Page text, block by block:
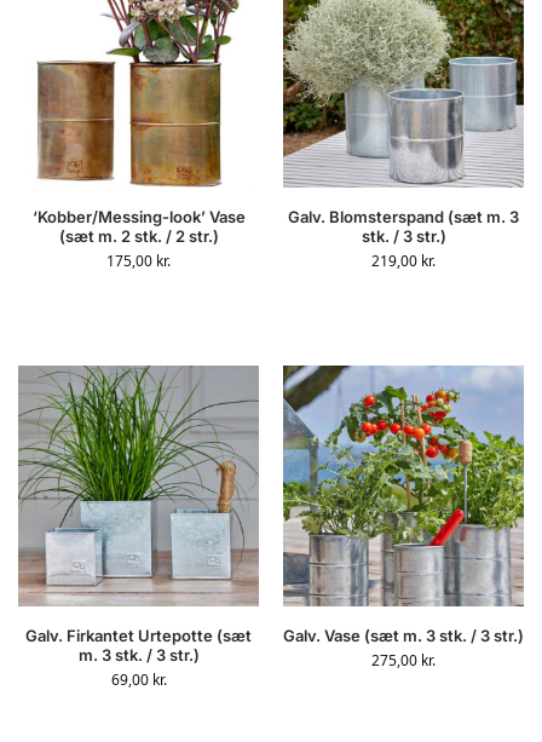
‘Kobber/Messing-look’ Vase
(sæt m. 2 stk. / 2 str.)
175,00 kr.
Galv. Blomsterspand (sæt m. 3
stk. / 3 str.)
219,00 kr.
Galv. Firkantet Urtepotte (sæt
m. 3 stk. / 3 str.)
69,00 kr.
Galv. Vase (sæt m. 3 stk. / 3 str.)
275,00 kr.